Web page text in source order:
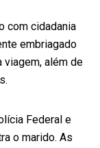
com cidadania
embriagado
viagem, além de
Federal e
o marido. As